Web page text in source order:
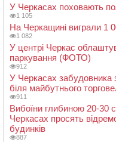
У Черкасах поховають
1 105
На Черкащині виграли 1
1 082
У центрі Черкас
паркування (ФОТО)
912
У Черкасах забудовника
біля майбутнього
911
Вибоїни глибиною 20-30
Черкасах просять
будинків
887